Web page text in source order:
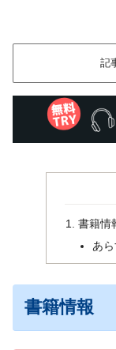
記
書籍情
あ
書籍情報